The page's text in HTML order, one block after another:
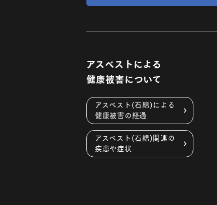
アスベストによる
健康被害について
アスベスト(石綿)による
健康被害の経過
アスベスト(石綿)関連の
疾患や症状